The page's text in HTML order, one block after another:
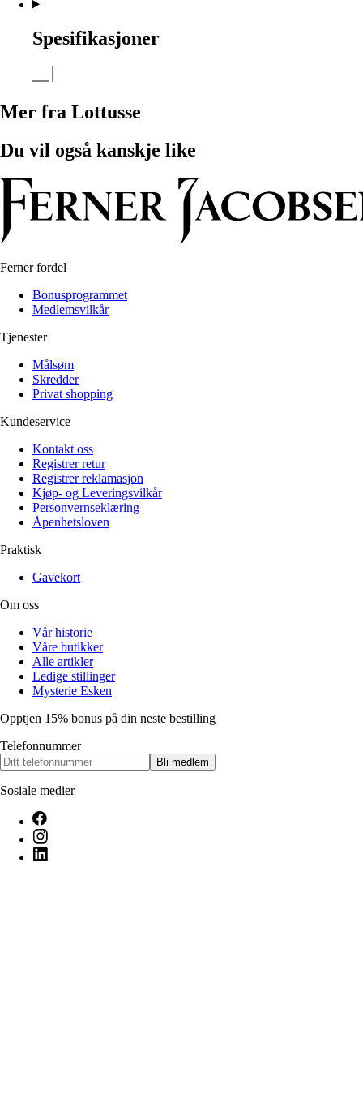
Spesifikasjoner
Mer fra Lottusse
Du vil også kanskje like
Ferner fordel
Bonusprogrammet
Medlemsvilkår
Tjenester
Målsøm
Skredder
Privat shopping
Kundeservice
Kontakt oss
Registrer retur
Registrer reklamasjon
Kjøp- og Leveringsvilkår
Personvernseklæring
Åpenhetsloven
Praktisk
Gavekort
Om oss
Vår historie
Våre butikker
Alle artikler
Ledige stillinger
Mysterie Esken
Opptjen 15% bonus på din neste bestilling
Telefonnummer
Bli medlem
Sosiale medier